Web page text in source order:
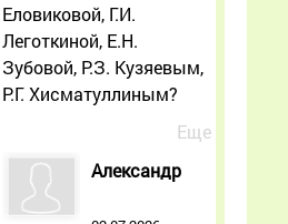
Еловиковой, Г.И.
Леготкиной, Е.Н.
Зубовой, Р.З. Кузяевым,
Р.Г. Хисматуллиным?
Еще
Александр